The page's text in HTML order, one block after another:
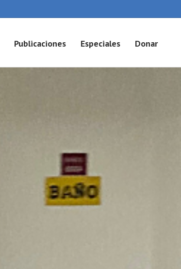
Publicaciones Especiales Donar